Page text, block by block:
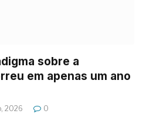
sobre a
em apenas um ano
2026 0